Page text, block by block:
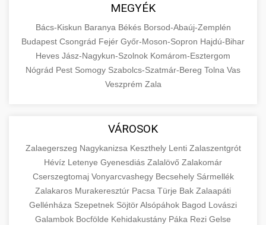
MEGYÉK
Bács-Kiskun Baranya Békés Borsod-Abaúj-Zemplén
Budapest Csongrád Fejér Győr-Moson-Sopron Hajdú-Bihar
Heves Jász-Nagykun-Szolnok Komárom-Esztergom
Nógrád Pest Somogy Szabolcs-Szatmár-Bereg Tolna Vas
Veszprém Zala
VÁROSOK
Zalaegerszeg Nagykanizsa Keszthely Lenti Zalaszentgrót
Hévíz Letenye Gyenesdiás Zalalövő Zalakomár
Cserszegtomaj Vonyarcvashegy Becsehely Sármellék
Zalakaros Murakeresztúr Pacsa Türje Bak Zalaapáti
Gellénháza Szepetnek SöjtörAlsópáhok Bagod Lovászi
Galambok Bocfölde Kehidakustány Páka Rezi Gelse